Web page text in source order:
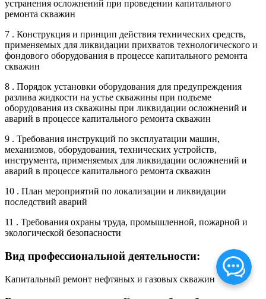
устранения осложнений при проведении капитального
ремонта скважин
7 . Конструкция и принцип действия технических средств,
применяемых для ликвидации прихватов технологического и
фондового оборудования в процессе капитального ремонта
скважин
8 . Порядок установки оборудования для предупреждения
разлива жидкости на устье скважины при подъеме
оборудования из скважины при ликвидации осложнений и
аварий в процессе капитального ремонта скважин
9 . Требования инструкций по эксплуатации машин,
механизмов, оборудования, технических устройств,
инструмента, применяемых для ликвидации осложнений и
аварий в процессе капитального ремонта скважин
10 . План мероприятий по локализации и ликвидации
последствий аварий
11 . Требования охраны труда, промышленной, пожарной и
экологической безопасности
Вид профессиональной деятельности:
Капитальный ремонт нефтяных и газовых скважин